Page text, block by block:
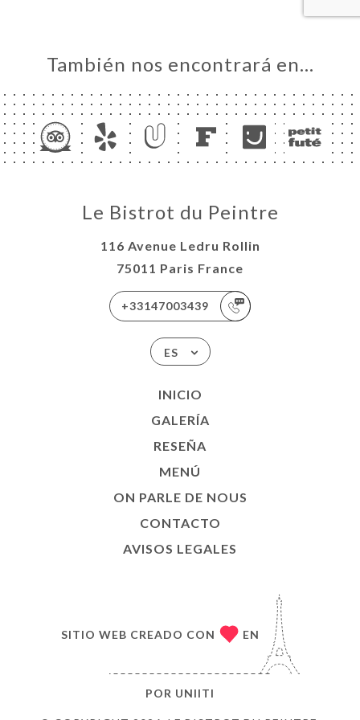
También nos encontrará en…
Le Bistrot du Peintre
116 Avenue Ledru Rollin
75011 Paris France
+33147003439
ES
INICIO
GALERÍA
RESEÑA
MENÚ
ON PARLE DE NOUS
CONTACTO
AVISOS LEGALES
SITIO WEB CREADO CON EN
POR UNIITI